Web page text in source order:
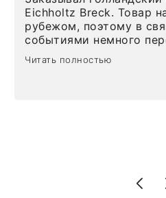
Eichholtz Breck. Товар
рубежом, поэтому в
событиями немного
Но homeadore привезли
определенное в
то качество выше
Читать полностью